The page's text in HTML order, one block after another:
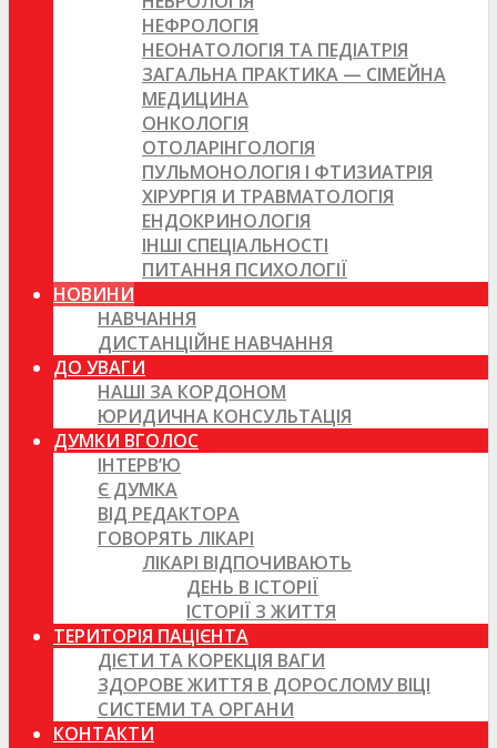
НЕФРОЛОГІЯ
НЕОНАТОЛОГІЯ ТА ПЕДІАТРІЯ
ЗАГАЛЬНА ПРАКТИКА — СІМЕЙНА
МЕДИЦИНА
ОНКОЛОГІЯ
ОТОЛАРІНГОЛОГІЯ
ПУЛЬМОНОЛОГІЯ І ФТИЗИАТРІЯ
ХІРУРГІЯ И ТРАВМАТОЛОГІЯ
ЕНДОКРИНОЛОГІЯ
ІНШІ СПЕЦІАЛЬНОСТІ
ПИТАННЯ ПСИХОЛОГІЇ
НОВИНИ
НАВЧАННЯ
ДИСТАНЦІЙНЕ НАВЧАННЯ
ДО УВАГИ
НАШІ ЗА КОРДОНОМ
ЮРИДИЧНА КОНСУЛЬТАЦІЯ
ДУМКИ ВГОЛОС
ІНТЕРВ’Ю
Є ДУМКА
ВІД РЕДАКТОРА
ГОВОРЯТЬ ЛІКАРІ
ЛІКАРІ ВІДПОЧИВАЮТЬ
ДЕНЬ В ІСТОРІЇ
ІСТОРІЇ З ЖИТТЯ
ТЕРИТОРІЯ ПАЦІЄНТА
ДІЄТИ ТА КОРЕКЦІЯ ВАГИ
ЗДОРОВЕ ЖИТТЯ В ДОРОСЛОМУ ВІЦІ
СИСТЕМИ ТА ОРГАНИ
КОНТАКТИ